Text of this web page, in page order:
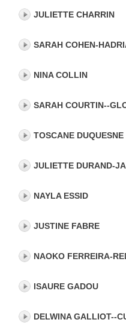
JULIETTE CHARRIN
SARAH COHEN-
NINA COLLIN
SARAH COURTIN--
TOSCANE DUQUESNE
JULIETTE DURAND-
NAYLA ESSID
JUSTINE FABRE
NAOKO FERREIRA-
ISAURE GADOU
DELWINA GALLIOT--